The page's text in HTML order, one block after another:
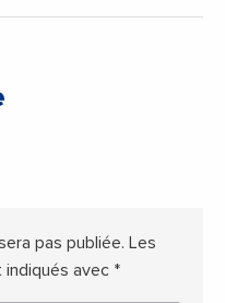
pas publiée. Les
indiqués avec *